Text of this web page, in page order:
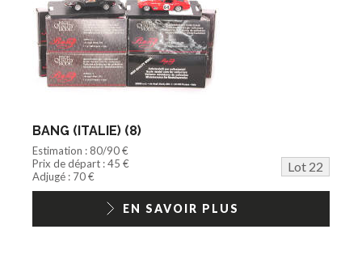
BANG (ITALIE) (8)
Estimation : 80/90 €
Prix de départ : 45 €
Lot 22
Adjugé : 70 €
EN SAVOIR PLUS